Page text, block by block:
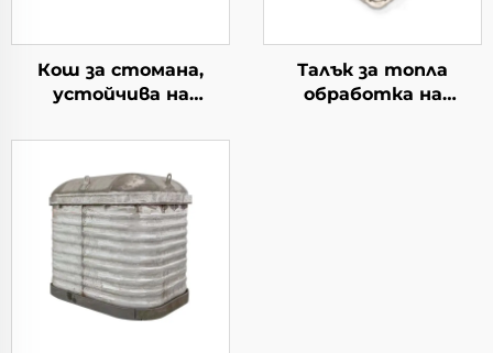
Кош за стомана,
устойчива на
Талък за топла
обработка на